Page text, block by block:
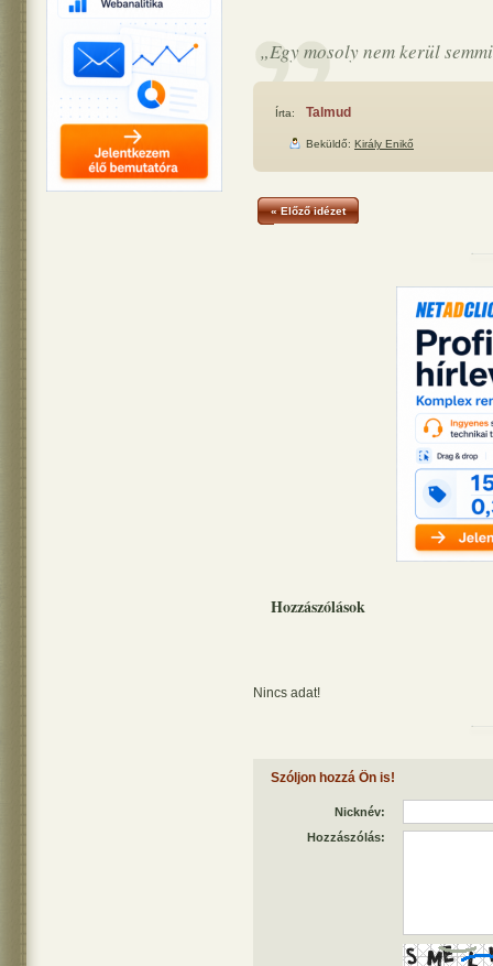
„Egy mosoly nem kerül
Írta: Talmud
Beküldő: Király Enikő
« Előző idézet
Hozzászólások
Nincs adat!
Szóljon hozzá Ön is!
Nicknév:
Hozzászólás: